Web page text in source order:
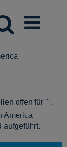
offen für "".
America
aufgeführt.